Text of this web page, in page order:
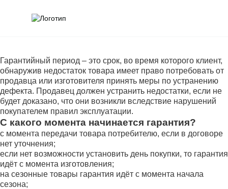
Гарантийный период – это срок, во время которого клиент,
обнаружив недостаток товара имеет право потребовать от
продавца или изготовителя принять меры по устранению
дефекта. Продавец должен устранить недостатки, если не
будет доказано, что они возникли вследствие нарушений
покупателем правил эксплуатации.
С какого момента начинается гарантия?
с момента передачи товара потребителю, если в договоре
нет уточнения;
если нет возможности установить день покупки, то гарантия
идёт с момента изготовления;
на сезонные товары гарантия идёт с момента начала
сезона;